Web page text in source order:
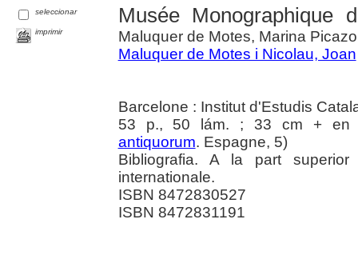
seleccionar
imprimir
Musée Monographique
Maluquer de Motes, Marina
Maluquer de Motes i Nicolau, Joan
Barcelone : Institut d'Estudis
53 p., 50 lám. ; 33 cm + en
antiquorum. Espagne, 5)
Bibliografia. A la part
internationale.
ISBN 8472830527
ISBN 8472831191